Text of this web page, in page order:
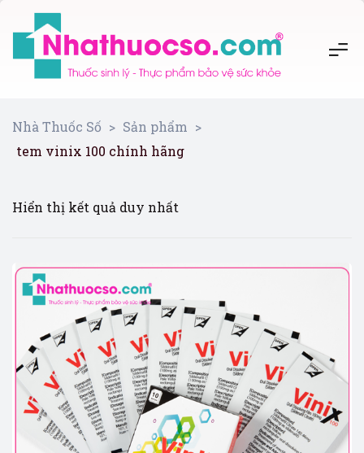
Nhà Thuốc Số > Sản phẩm >
tem vinix 100 chính hãng
Hiển thị kết quả duy nhất